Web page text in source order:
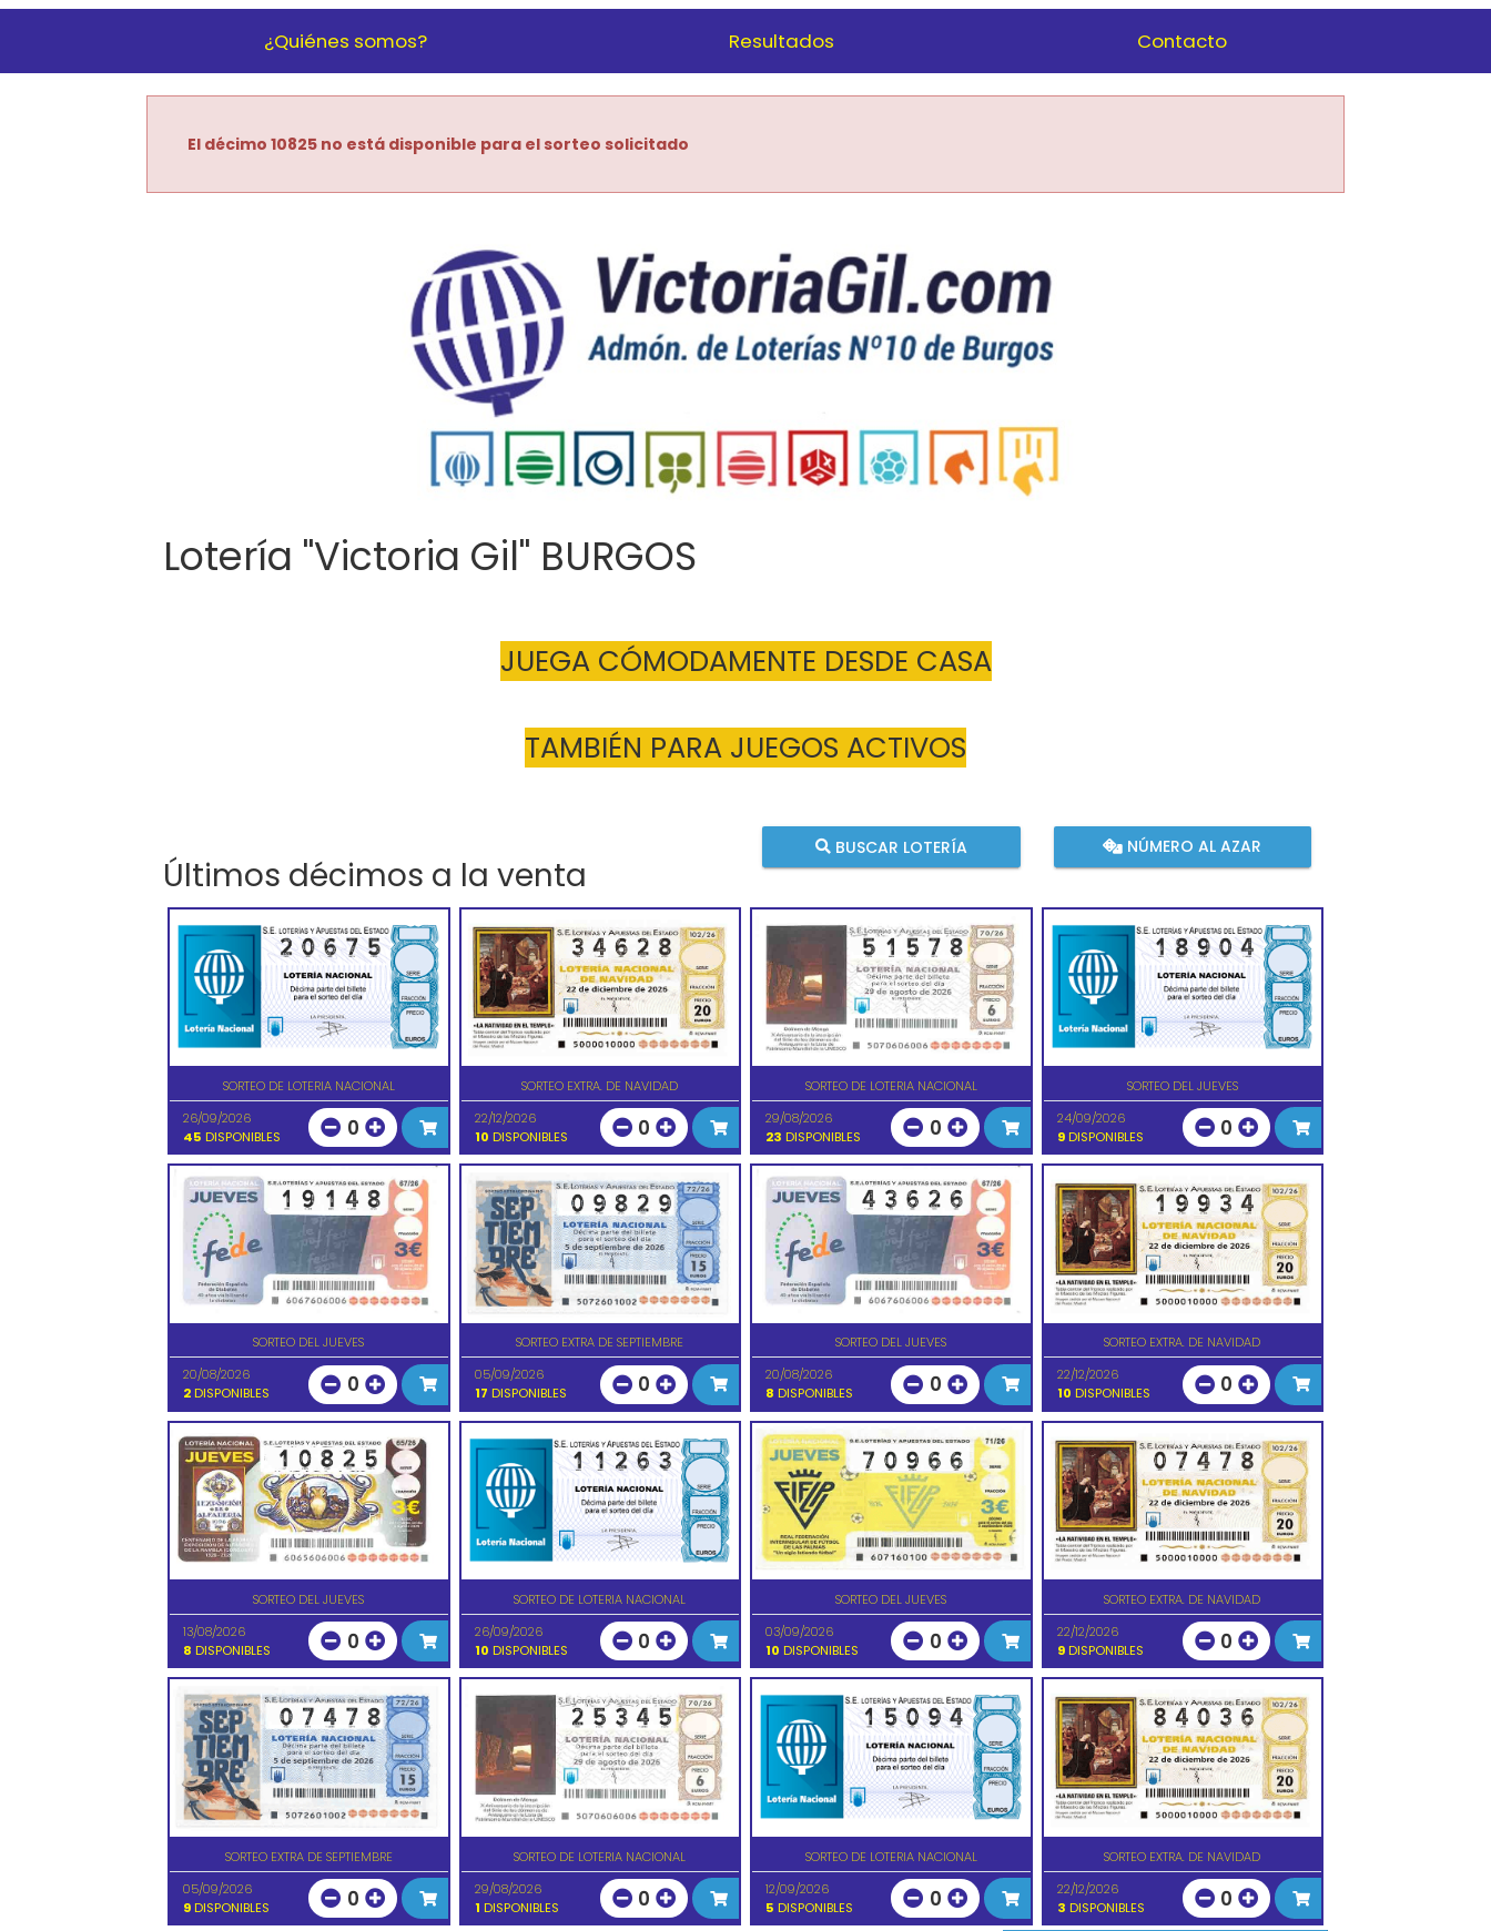
¿Quiénes somos? Resultados Contacto
El décimo 10825 no está disponible para el sorteo solicitado
Lotería "Victoria Gil" BURGOS
JUEGA CÓMODAMENTE DESDE CASA
TAMBIÉN PARA JUEGOS ACTIVOS
Últimos décimos a la venta
BUSCAR LOTERÍA NÚMERO AL AZAR
SORTEO DE LOTERIA NACIONAL
26/09/2026
45 DISPONIBLES 0
SORTEO EXTRA. DE NAVIDAD
22/12/2026
10 DISPONIBLES 0
SORTEO DE LOTERIA NACIONAL
29/08/2026
23 DISPONIBLES 0
SORTEO DEL JUEVES
24/09/2026
9DISPONIBLES 0
SORTEO DEL JUEVES
20/08/2026
2 DISPONIBLES 0
SORTEO EXTRA DE SEPTIEMBRE
05/09/2026
17 DISPONIBLES 0
SORTEO DEL JUEVES
20/08/2026
8 DISPONIBLES 0
SORTEO EXTRA. DE NAVIDAD
22/12/2026
10 DISPONIBLES 0
SORTEO DEL JUEVES
13/08/2026
8 DISPONIBLES 0
SORTEO DE LOTERIA NACIONAL
26/09/2026
10 DISPONIBLES 0
SORTEO DEL JUEVES
03/09/2026
10 DISPONIBLES 0
SORTEO EXTRA. DE NAVIDAD
22/12/2026
9DISPONIBLES 0
SORTEO EXTRA DE SEPTIEMBRE
05/09/2026
9 DISPONIBLES 0
SORTEO DE LOTERIA NACIONAL
29/08/2026
1 DISPONIBLES 0
SORTEO DE LOTERIA NACIONAL
12/09/2026
5 DISPONIBLES 0
SORTEO EXTRA. DE NAVIDAD
22/12/2026
3 DISPONIBLES 0